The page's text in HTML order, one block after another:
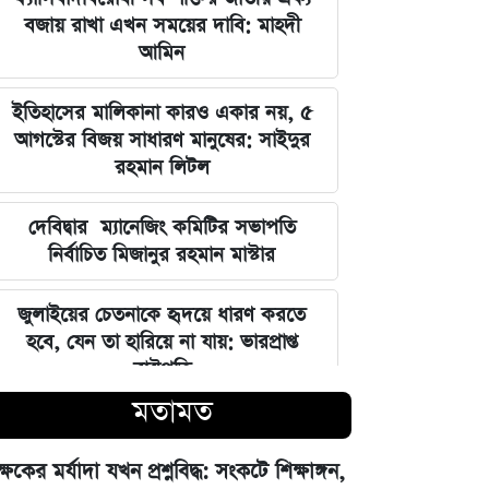
বজায় রাখা এখন সময়ের দাবি: মাহদী
আমিন
ইতিহাসের মালিকানা কারও একার নয়, ৫
আগস্টের বিজয় সাধারণ মানুষের: সাইদুর
রহমান লিটল
দেবিদ্বার ম্যানেজিং কমিটির সভাপতি
নির্বাচিত মিজানুর রহমান মাস্টার
জুলাইয়ের চেতনাকে হৃদয়ে ধারণ করতে
হবে, যেন তা হারিয়ে না যায়: ভারপ্রাপ্ত
রাষ্ট্রপতি
ভারত সরকারের আলটিমেটামের মুখে
নতিস্বীকার, ভুল স্বীকার করল মেটা
মতামত
মর্যাদা যখন প্রশ্নবিদ্ধ: সংকটে শিক্ষাঙ্গন,